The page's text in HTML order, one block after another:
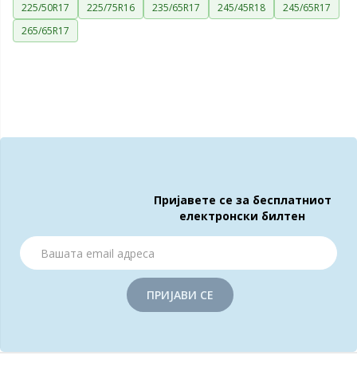
225/50R17
225/75R16 235/65R17 245/45R18
245/65R17
265/65R17
Пријавете се за бесплатниот
електронски билтен
ПРИЈАВИ СЕ